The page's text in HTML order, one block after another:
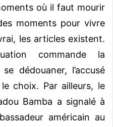
où il faut mourir
moments pour vivre
les articles existent.
commande la
dédouaner, l’accusé
le choix. Par ailleurs, le
Bamba a signalé à
américain au